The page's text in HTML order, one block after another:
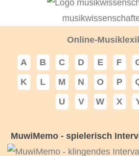
Online-
A B C D E F
K
L M N O P
U
V W X
MuwiMemo - spielerisch